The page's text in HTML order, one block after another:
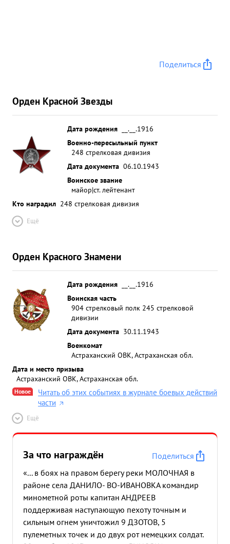
Поделиться
Орден Красной Звезды
Дата рождения
__.__.1916
Военно-пересыльный пункт
248 стрелковая дивизия
Дата документа 06.10.1943
Воинское звание
майор|ст. лейтенант
Кто наградил 248 стрелковая дивизия
Ещё
Орден Красного Знамени
Дата рождения
__.__.1916
Воинская часть
904 стрелковый полк 245 стрелковой
дивизии
Дата документа 30.11.1943
Военкомат
Астраханский ОВК, Астраханская обл.
Дата и место призыва
Астраханский ОВК, Астраханская обл.
Новое
Читать об этих событиях в журнале боевых действий
части
Ещё
За что награждён
Поделиться
«... в боях на правом берегу реки МОЛОЧНАЯ в
районе села ДАНИЛО- ВО-ИВАНОВКА командир
минометной роты капитан АНДРЕЕВ
поддерживая наступающую пехоту точным и
сильным огнем уничтожил 9 ДЗОТОВ, 5
пулеметных точек и до двух рот немецких солдат.